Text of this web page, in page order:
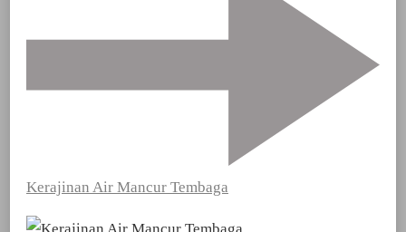
Kerajinan Air Mancur Tembaga